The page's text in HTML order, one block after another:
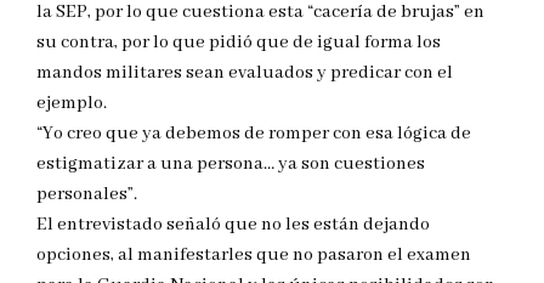
la SEP, por lo que cuestiona esta “cacería de brujas” en
su contra, por lo que pidió que de igual forma los
mandos militares sean evaluados y predicar con el
ejemplo.
“Yo creo que ya debemos de romper con esa lógica de
estigmatizar a una persona… ya son cuestiones
personales”.
El entrevistado señaló que no les están dejando
opciones, al manifestarles que no pasaron el examen